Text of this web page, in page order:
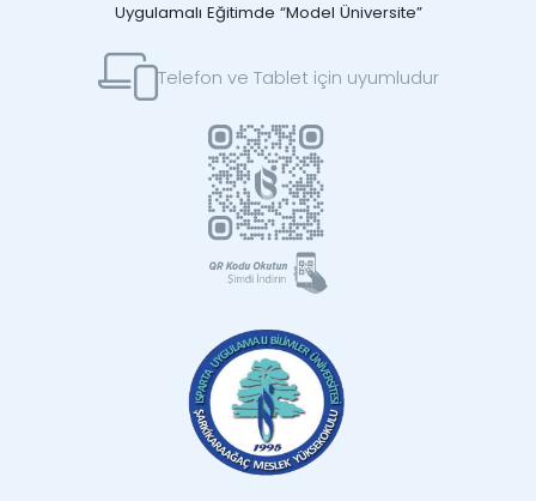
Uygulamalı Eğitimde “Model Üniversite”
Telefon ve Tablet için uyumludur